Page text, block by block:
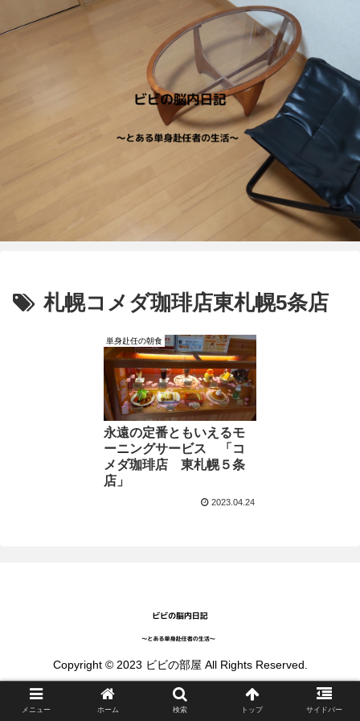
札幌コメダ珈琲店東札幌5条店
単身赴任の朝食
永遠の定番ともいえるモ
ーニングサービス 「コ
メダ珈琲店 東札幌５条
店」
2023.04.24
Copyright © 2023 ビビの部屋 All Rights Reserved.
メニュー ホーム 検索 トップ サイドバー